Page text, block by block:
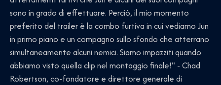
sono in grado di effettuare. Perciò, il mio momento
preferito del trailer è la combo furtiva in cui vediamo Jun
in primo piano e un compagno sullo sfondo che atterrano
simultaneamente alcuni nemici. Siamo impazziti quando
abbiamo visto quella clip nel montaggio finale!" - Chad
Robertson, co-fondatore e direttore generale di